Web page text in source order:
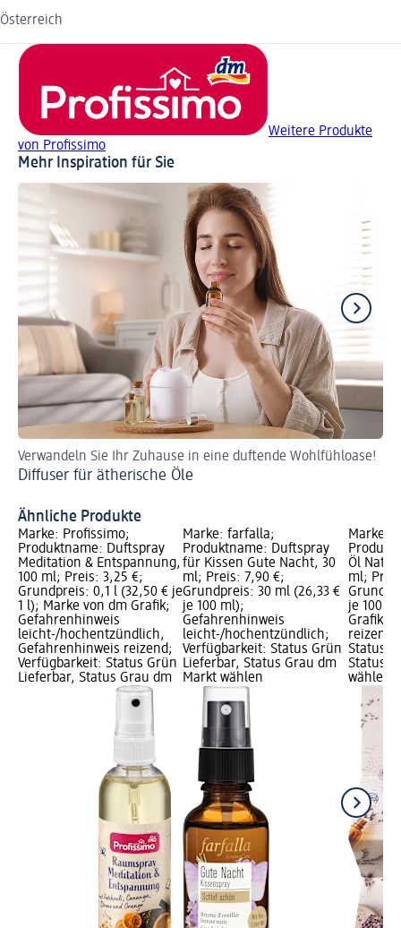
Österreich
Weitere Produkte
von Profissimo
Mehr Inspiration für Sie
Verwandeln Sie Ihr Zuhause in eine duftende Wohlfühloase!
Diffuser für ätherische Öle
Ähnliche Produkte
Marke: Profissimo;
Produktname: Duftspray
Meditation & Entspannung,
100 ml; Preis: 3,25 €;
Grundpreis: 0,1 l (32,50 € je
1 l); Marke von dm Grafik;
Gefahrenhinweis
leicht-/hochentzündlich,
Gefahrenhinweis reizend;
Verfügbarkeit: Status Grün
Lieferbar, Status Grau dm
Marke: farfalla;
Produktname: Duftspray
für Kissen Gute Nacht, 30
ml; Preis: 7,90 €;
Grundpreis: 30 ml (26,33 €
je 100 ml);
Gefahrenhinweis
leicht-/hochentzündlich;
Verfügbarkeit: Status Grün
Lieferbar, Status Grau dm
Markt wählen
Marke:
Öl
ml;
je 100
Grafik;
reizend;
Status
Status
wählen